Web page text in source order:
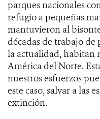
parques nacionales
refugio a pequeñas
mantuvieron al
décadas de trabajo
la actualidad, habitan
América del Norte.
nuestros esfuerzos
este caso, salvar a las
extinción.